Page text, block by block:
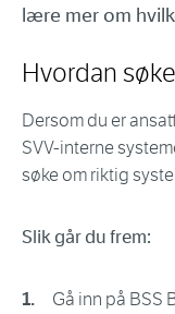
lære mer om
Hvordan
Dersom du er
SVV-interne
søke om riktig
Slik går du frem:
Gå inn på BSS